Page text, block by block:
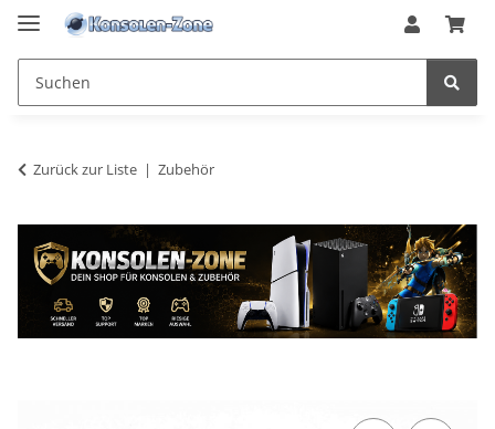
Zurück zur Liste Zubehör